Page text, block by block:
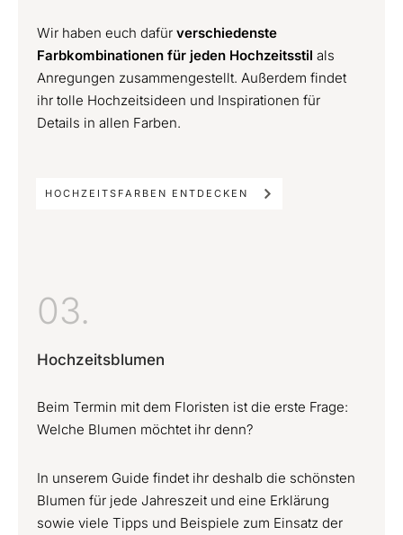
Wir haben euch dafür verschiedenste
Farbkombinationen für jeden Hochzeitsstil als
Anregungen zusammengestellt. Außerdem findet
ihr tolle Hochzeitsideen und Inspirationen für
Details in allen Farben.
HOCHZEITSFARBEN ENTDECKEN
03.
Hochzeitsblumen
Beim Termin mit dem Floristen ist die erste Frage:
Welche Blumen möchtet ihr denn?
In unserem Guide findet ihr deshalb die schönsten
Blumen für jede Jahreszeit und eine Erklärung
sowie viele Tipps und Beispiele zum Einsatz der